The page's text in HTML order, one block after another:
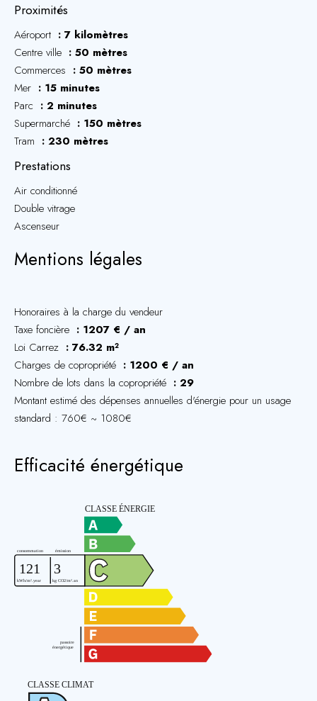
Proximités
Aéroport
7 kilomètres
Centre ville
50 mètres
Commerces
50 mètres
Mer
15 minutes
Parc
2 minutes
Supermarché
150 mètres
Tram
230 mètres
Prestations
Air conditionné
Double vitrage
Ascenseur
Mentions légales
Honoraires à la charge du vendeur
Taxe foncière
1207 € / an
Loi Carrez
76.32 m²
Charges de copropriété
1200 € / an
Nombre de lots dans la copropriété
29
Montant estimé des dépenses annuelles d'énergie pour un usage
standard : 760€ ~ 1080€
Efficacité énergétique